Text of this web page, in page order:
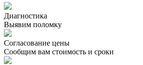
Диагностика
Выявим поломку
Согласование цены
Сообщим вам стоимость и сроки